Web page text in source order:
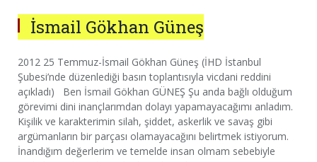
İsmail Gökhan Güneş
2012 25 Temmuz-İsmail Gökhan Güneş (İHD İstanbul
Şubesi’nde düzenlediği basın toplantısıyla vicdani reddini
açıkladı) Ben İsmail Gökhan GÜNEŞ Şu anda bağlı olduğum
görevimi dini inançlarımdan dolayı yapamayacağımı anladım.
Kişilik ve karakterimin silah, şiddet, askerlik ve savaş gibi
argümanların bir parçası olamayacağını belirtmek istiyorum.
İnandığım değerlerim ve temelde insan olmam sebebiyle